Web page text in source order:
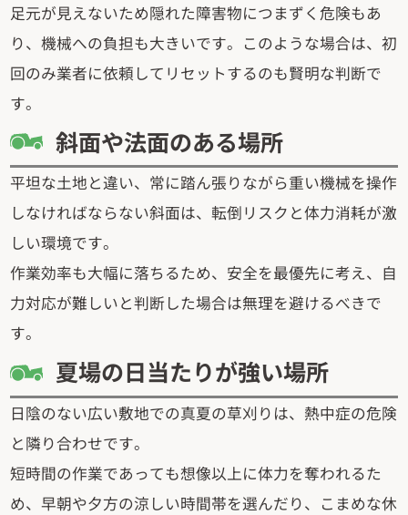
足元が見えないため隠れた障害物につまずく危険もあ
り、機械への負担も大きいです。このような場合は、初
回のみ業者に依頼してリセットするのも賢明な判断で
す。
斜面や法面のある場所
平坦な土地と違い、常に踏ん張りながら重い機械を操作
しなければならない斜面は、転倒リスクと体力消耗が激
しい環境です。
作業効率も大幅に落ちるため、安全を最優先に考え、自
力対応が難しいと判断した場合は無理を避けるべきで
す。
夏場の日当たりが強い場所
日陰のない広い敷地での真夏の草刈りは、熱中症の危険
と隣り合わせです。
短時間の作業であっても想像以上に体力を奪われるた
め、早朝や夕方の涼しい時間帯を選んだり、こまめな休